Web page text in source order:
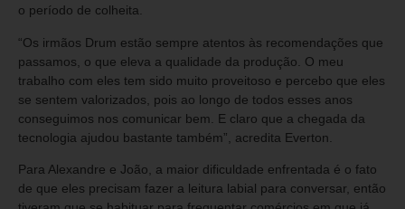
o período de colheita.
“Os irmãos Drum estão sempre atentos às recomendações que
passamos, o que eleva a qualidade da produção. O meu
trabalho com eles tem sido muito proveitoso e percebo que eles
se sentem valorizados, pois ao longo de todos esses anos
conseguimos nos comunicar bem. E claro que a chegada da
tecnologia ajudou bastante também”, acredita Everton.
Para Alexandre e João, a maior dificuldade enfrentada é o fato
de que eles precisam fazer a leitura labial para conversar, então